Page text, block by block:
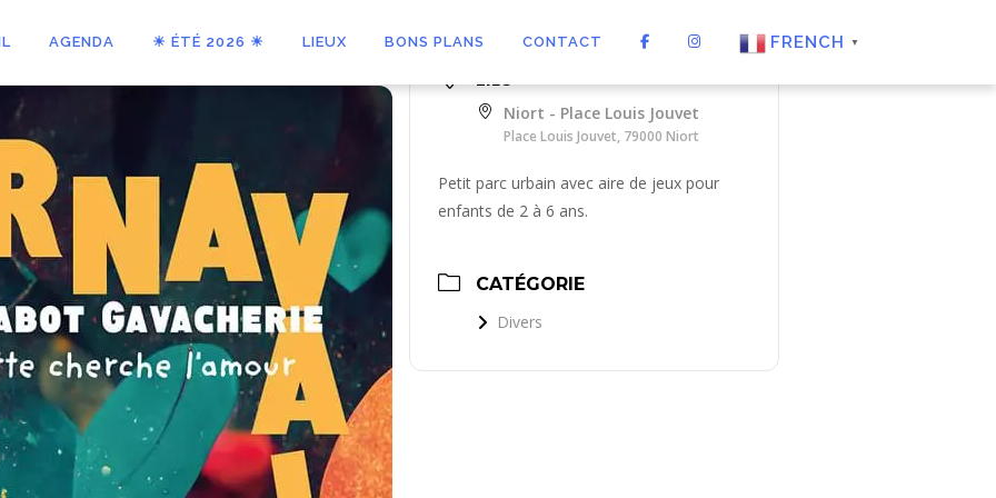
AGENDA ☀ ÉTÉ 2026 ☀ LIEUX BONS PLANS CONTACT FRENCH ▼
LIEU
Niort - Place Louis Jouvet
Place Louis Jouvet, 79000 Niort
Petit parc urbain avec aire de jeux pour
enfants de 2 à 6 ans.
CATÉGORIE
Divers